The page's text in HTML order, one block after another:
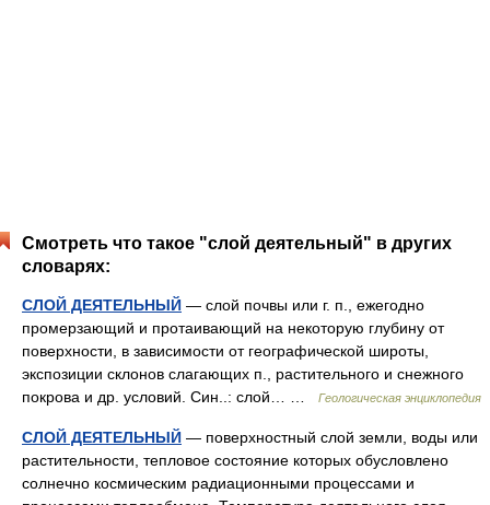
Смотреть что такое "слой деятельный" в других
словарях:
СЛОЙ ДЕЯТЕЛЬНЫЙ — слой почвы или г. п., ежегодно
промерзающий и протаивающий на некоторую глубину от
поверхности, в зависимости от географической широты,
экспозиции склонов слагающих п., растительного и снежного
покрова и др. условий. Син..: слой… …
Геологическая энциклопедия
СЛОЙ ДЕЯТЕЛЬНЫЙ — поверхностный слой земли, воды или
растительности, тепловое состояние которых обусловлено
солнечно космическим радиационными процессами и